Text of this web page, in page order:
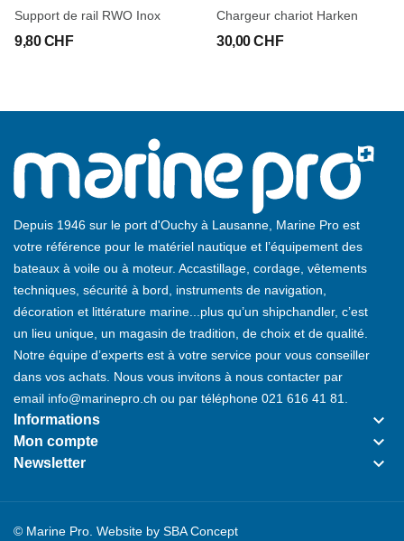
Support de rail RWO Inox
9,80 CHF
Chargeur chariot Harken
30,00 CHF
Depuis 1946 sur le port d'Ouchy à Lausanne, Marine Pro est
votre référence pour le matériel nautique et l’équipement des
bateaux à voile ou à moteur. Accastillage, cordage, vêtements
techniques, sécurité à bord, instruments de navigation,
décoration et littérature marine...plus qu’un shipchandler, c’est
un lieu unique, un magasin de tradition, de choix et de qualité.
Notre équipe d’experts est à votre service pour vous conseiller
dans vos achats. Nous vous invitons à nous contacter par
email info@marinepro.ch ou par téléphone 021 616 41 81
Informations keyboard_arrow_down
Mon compte keyboard_arrow_down
Newsletter keyboard_arrow_down
© Marine Pro. Website by SBA Concept